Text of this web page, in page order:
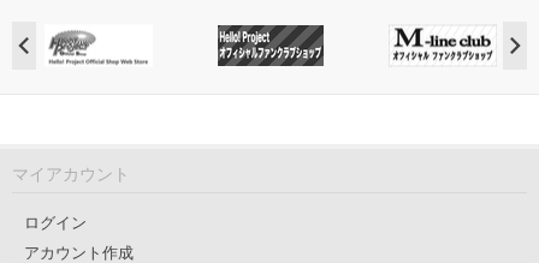
マイアカウント
ログイン
アカウント作成